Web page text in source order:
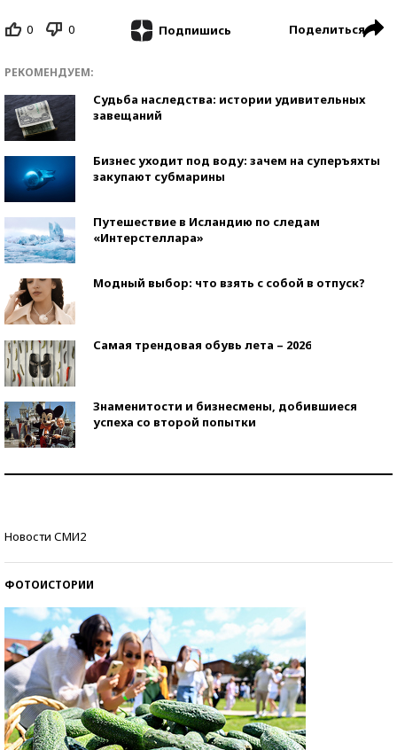
0 0 Подпишись Поделиться
РЕКОМЕНДУЕМ:
Судьба наследства: истории удивительных
завещаний
Бизнес уходит под воду: зачем на суперъяхты
закупают субмарины
Путешествие в Исландию по следам
«Интерстеллара»
Модный выбор: что взять с собой в отпуск?
Самая трендовая обувь лета – 2026
Знаменитости и бизнесмены, добившиеся
успеха со второй попытки
Новости СМИ2
ФОТОИСТОРИИ